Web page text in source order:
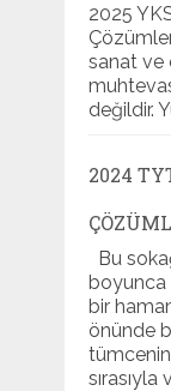
2025
sanat ve
değildir.
2024
Bu
boyunca
bir
önünde
sırasıyla